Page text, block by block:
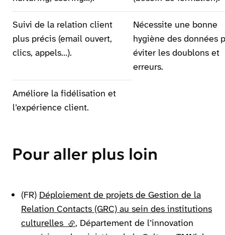
Suivi de la relation client
plus précis (email ouvert,
clics, appels…).
Nécessite une bonne
hygiène des données
éviter les doublons et
erreurs.
Améliore la fidélisation et
l’expérience client.
Pour aller plus loin
(FR) Déploiement de projets de Gestion de la
Relation Contacts (GRC) au sein des institutions
culturelles (lien externe)
, Département de l’innovation